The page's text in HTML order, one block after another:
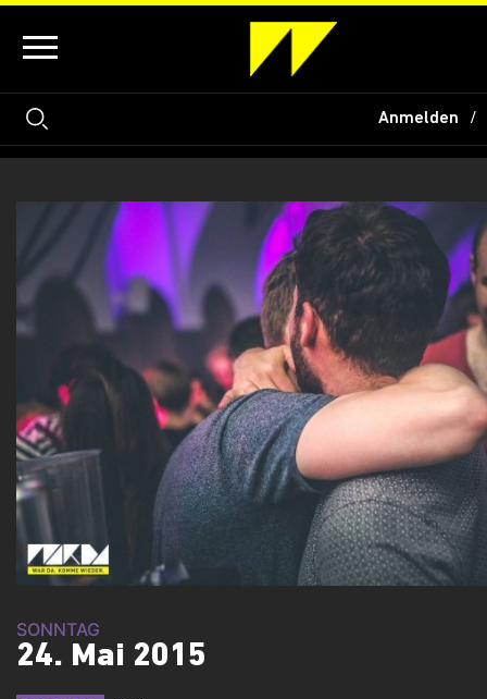
Anmelden
SONNTAG
24. Mai 2015